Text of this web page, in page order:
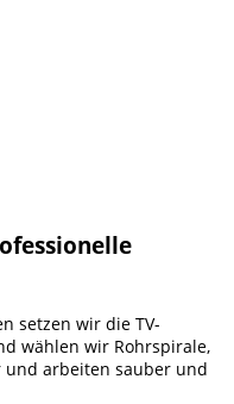
setzen wir die TV-
wählen wir Rohrspirale,
und arbeiten sauber und